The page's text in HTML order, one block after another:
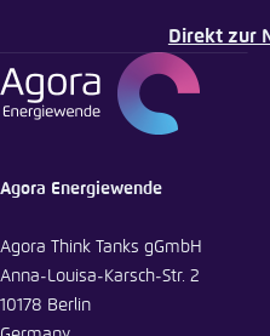
Direkt zur
Agora Energiewende
Agora Think Tanks gGmbH
Anna-Louisa-Karsch-Str. 2
10178 Berlin